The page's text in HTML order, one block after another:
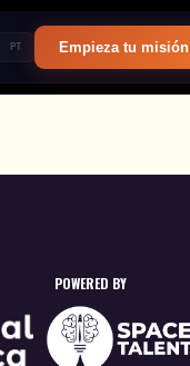
PT Empieza tu misión
POWERED BY